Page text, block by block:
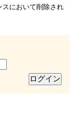
スにおいて削除され